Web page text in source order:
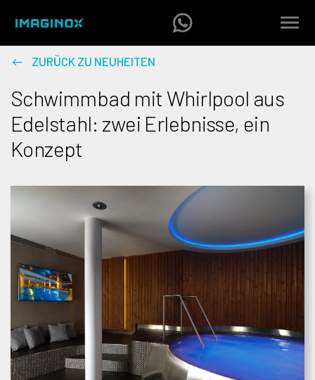
ZURÜCK ZU NEUHEITEN
Schwimmbad mit Whirlpool aus
Edelstahl: zwei Erlebnisse, ein
Konzept